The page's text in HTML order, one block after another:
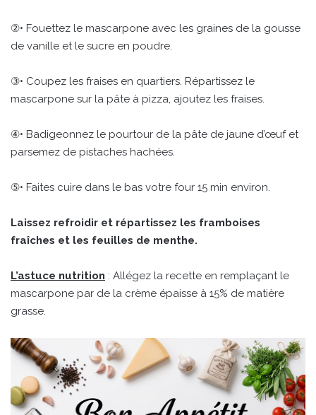
②• Fouettez le mascarpone avec les graines de la gousse
de vanille et le sucre en poudre.
③• Coupez les fraises en quartiers. Répartissez le
mascarpone sur la pâte à pizza, ajoutez les fraises.
④• Badigeonnez le pourtour de la pâte de jaune d’œuf et
parsemez de pistaches hachées.
⑤• Faites cuire dans le bas votre four 15 min environ.
Laissez refroidir et répartissez les framboises
fraîches et les feuilles de menthe.
L’astuce nutrition : Allégez la recette en remplaçant le
mascarpone par de la crème épaisse à 15% de matière
grasse.